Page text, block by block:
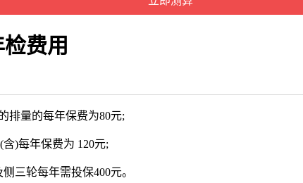
费用
排量的每年保费为80元;
含)每年保费为 120元;
三轮每年需投保400元。